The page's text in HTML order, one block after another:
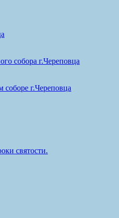
собора г.Череповца
г.Череповца
святости.